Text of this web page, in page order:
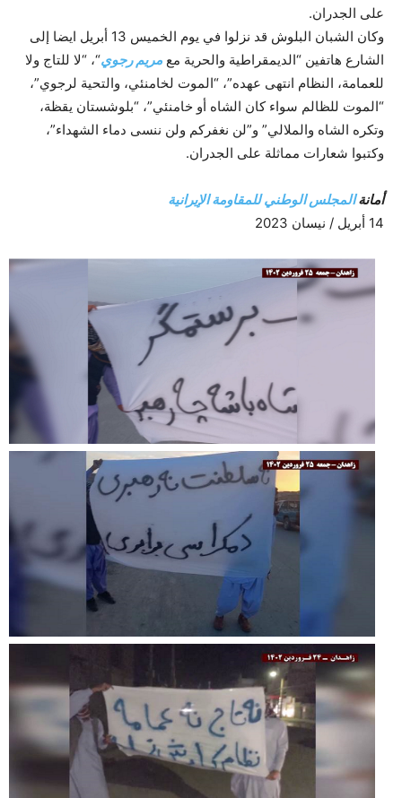
على الجدران.
وكان الشبان البلوش قد نزلوا في يوم الخميس 13 أبريل ايضا إلى
الشارع هاتفين “الديمقراطية والحرية مع مريم رجوي“، “لا للتاج ولا
للعمامة، النظام انتهى عهده”، “الموت لخامنئي، والتحية لرجوي”،
“الموت للظالم سواء كان الشاه أو خامنئي”، “بلوشستان يقظة،
وتكره الشاه والملالي” و”لن نغفركم ولن ننسى دماء الشهداء”،
وكتبوا شعارات مماثلة على الجدران.
أمانةالمجلس الوطني للمقاومة الإيرانية
14 أبريل / نيسان 2023